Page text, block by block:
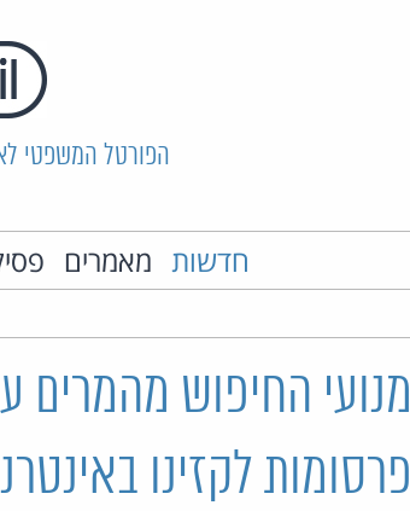
הפורטל המשפטי
חדשות מאמרים
מנועי החיפוש מהמרים
פרסומות לקזינו